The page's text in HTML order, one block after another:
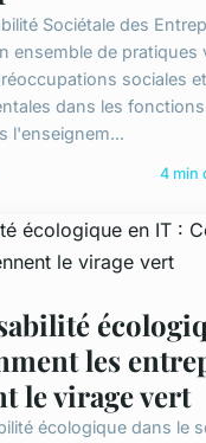
Sociétale des
ensemble de pratiques
sociales et
dans les
l'enseignem...
4 min
les
le virage vert
écologique dans le